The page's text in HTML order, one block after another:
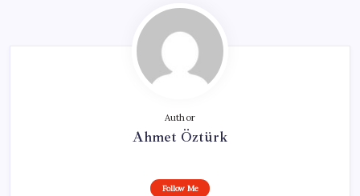
Author
Ahmet Öztürk
Follow Me